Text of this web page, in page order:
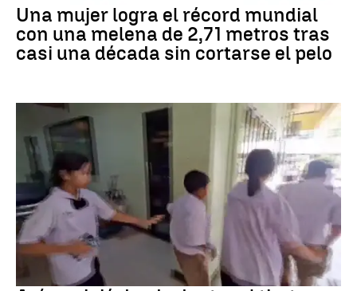
Una mujer logra el récord mundial
con una melena de 2,71 metros tras
casi una década sin cortarse el pelo